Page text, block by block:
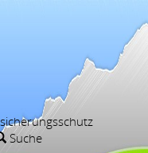
Suche